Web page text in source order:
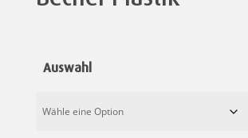
Auswahl